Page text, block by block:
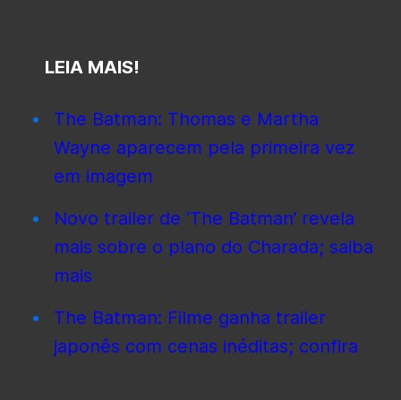
LEIA MAIS!
The Batman: Thomas e Martha
Wayne aparecem pela primeira vez
em imagem
Novo trailer de ‘The Batman’ revela
mais sobre o plano do Charada; saiba
mais
The Batman: Filme ganha trailer
japonês com cenas inéditas; confira